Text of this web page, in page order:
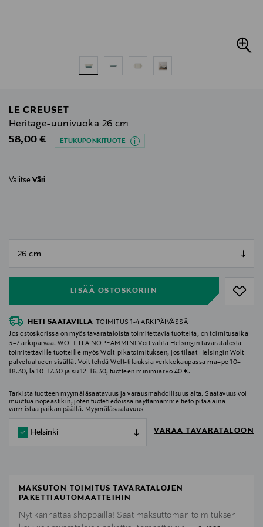
LE CREUSET
Heritage-uunivuoka 26 cm
Original Price
58,00 € ETUKUPONKITUOTE
Valitse Väri
LISÄÄ OSTOSKORIIN
HETI SAATAVILLA
TOIMITUS 1-4 ARKIPÄIVÄSSÄ
Jos ostoskorissa on myös tavarataloista toimitettavia tuotteita, on toimitusaika
3–7 arkipäivää. WOLTILLA NOPEAMMIN! Voit valita Helsingin tavaratalosta
toimitettaville tuotteille myös Wolt-pikatoimituksen, jos tilaat Helsingin Wolt-
palvelualueen sisällä. Voit tehdä Wolt-tilauksia verkkokaupassa ma–pe 10–
18.30, la 10–17.30 ja su 12–16.30, tuotteen minimiarvo 40 €.
Tarkista tuotteen myymäläsaatavuus ja varausmahdollisuus alta. Saatavuus voi
muuttua nopeastikin, joten tuotetiedoissa näyttämämme tieto pitää aina
varmistaa paikan päällä. Myymäläsaatavuus
Helsinki VARAA TAVARATALOON
MAKSUTON TOIMITUS TAVARATALOJEN
PAKETTIAUTOMAATTEIHIN
Nyt kannattaa shoppailla! Saat maksuttoman toimituksen